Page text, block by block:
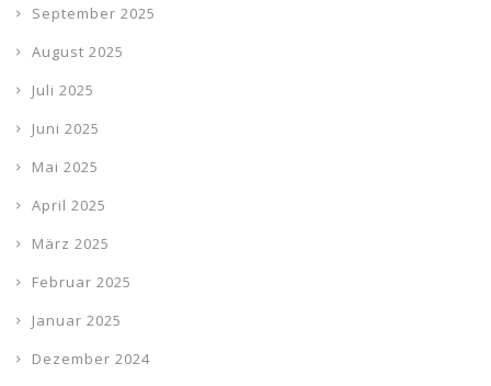
September 2025
August 2025
Juli 2025
Juni 2025
Mai 2025
April 2025
März 2025
Februar 2025
Januar 2025
Dezember 2024